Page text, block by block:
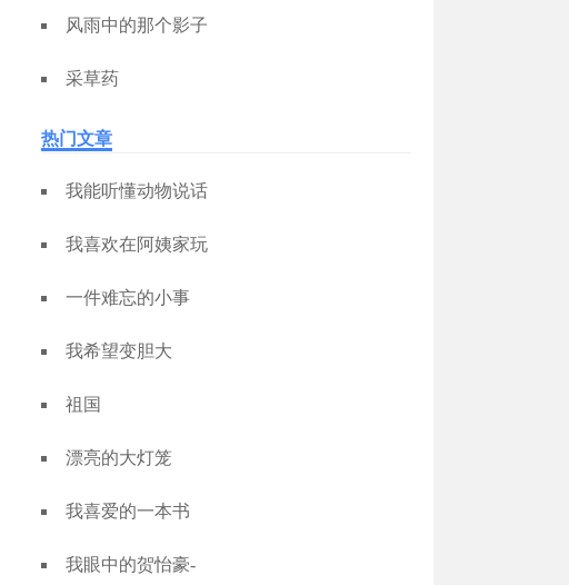
风雨中的那个影子
采草药
热门文章
我能听懂动物说话
我喜欢在阿姨家玩
一件难忘的小事
我希望变胆大
祖国
漂亮的大灯笼
我喜爱的一本书
我眼中的贺怡豪-